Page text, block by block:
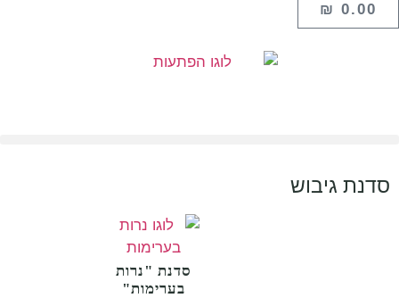
₪ 0.00
סדנת גיבוש
סדנת "נרות
בערימות"